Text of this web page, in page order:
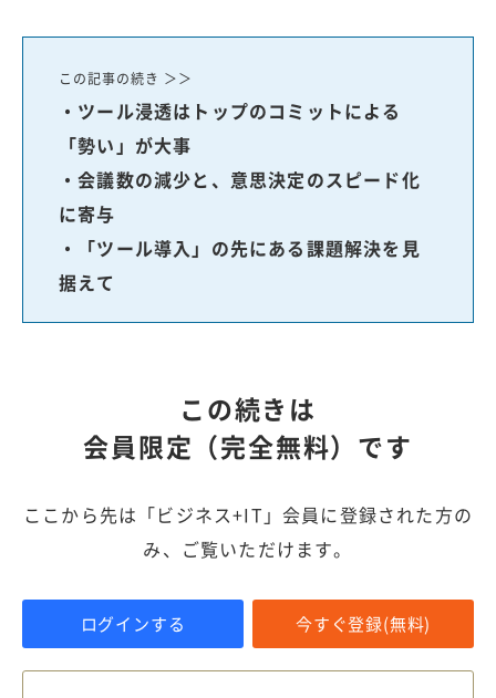
この記事の続き ＞＞
・ツール浸透はトップのコミットによる
「勢い」が大事
・会議数の減少と、意思決定のスピード化
に寄与
・「ツール導入」の先にある課題解決を見
据えて
この続きは
会員限定（完全無料）です
ここから先は「ビジネス+IT」会員に登録された方の
み、ご覧いただけます。
ログインする 今すぐ登録(無料)